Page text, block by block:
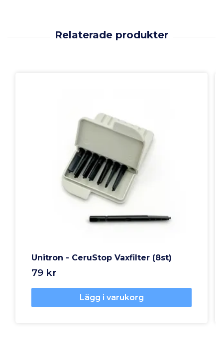
Unitron - CeruStop Vaxfilter (8st)
79 kr
Lägg i varukorg